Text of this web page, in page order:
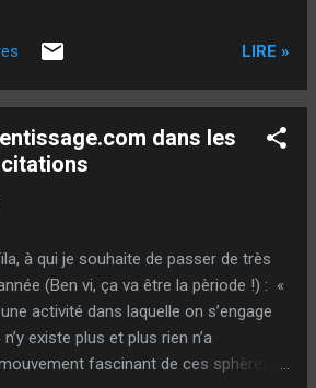
LIRE »
dans les
à qui je souhaite de passer de très
(Ben vi, ça va être la pèriode !) : «
activité dans laquelle on s’engage
existe plus et plus rien n’a
fascinant de ces sphères